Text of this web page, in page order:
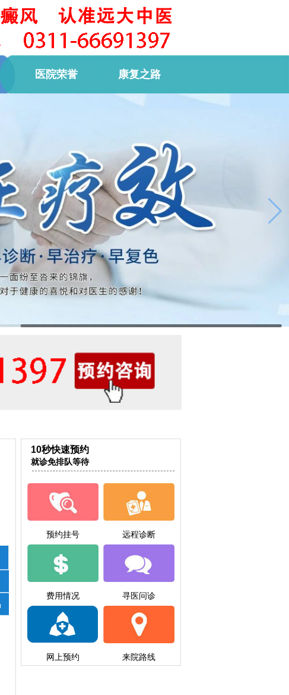
医院荣誉 康复之路
10秒快速预约
就诊免排队等待
预约挂号 远程诊断
费用情况 寻医问诊
网上预约 来院路线